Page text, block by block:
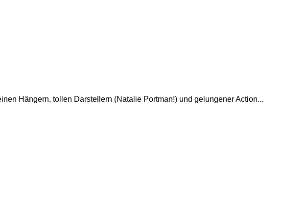
Hängern, tollen Darstellern (Natalie Portman!) und gelungener Action...